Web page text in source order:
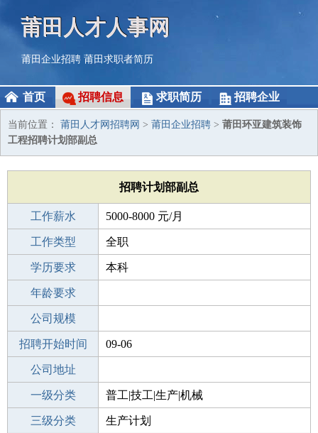
莆田人才人事网
莆田企业招聘 莆田求职者简历
首页 招聘信息 求职简历 招聘企业
当前位置： 莆田人才网招聘网 > 莆田企业招聘 > 莆田环亚建筑装饰
工程招聘计划部副总
招聘计划部副总
工作薪水 5000-8000 元/月
招聘人数 1人
工作类型 全职
性别要求 -
学历要求 本科
工作经验
年龄要求
工作地点
公司规模
公司电话
招聘开始时间 09-06
招聘结束时间
公司地址
一级分类 普工|技工|生产|机械
二级分类 生产/研发
三级分类 生产计划